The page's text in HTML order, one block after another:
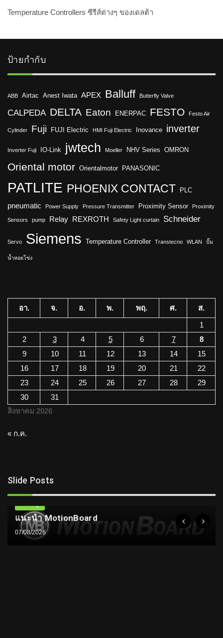
Temperature Controllers ซีรีส์ต่างๆ ของเดลต้า
ป้ายกำกับ
ABB Airtac Anest Iwata APEX Balluff Butterfly Valve
CALPEDA DELTA Eaton ENERPAC FESTO Festo Air
Cylinder Fuji FUJI Electric HMI Fuji Electric Inovance inverter
Inverter Fuji IO-Link jwtech Moeller NHV Series OMRON
Oriental motor Orientalmotor PANASONIC
PATLITE PHOENIX CONTACT PLC
pneumatic Power Supply Pressure Transmitter Proximity Sensor Proximity
Sensors pump Relay REXROTH Safety Light curtain Schneider
Servo Siemens Temperature Controller Transtecno WLAN ปั๊ม
น้ำหอยโข่ง
สิงหาคม 2026
อา. จ. อ. พ. พฤ. ศ.
ส.
1
2
3 4 5 6 7
8
9
10 11 12 13 14
15
16
17 18 19 20 21
22
23
24 25 26 27 28
29
30
31
« ก.ค.
Slide Posts
แนะนำ MotionBoard
07/08/2026